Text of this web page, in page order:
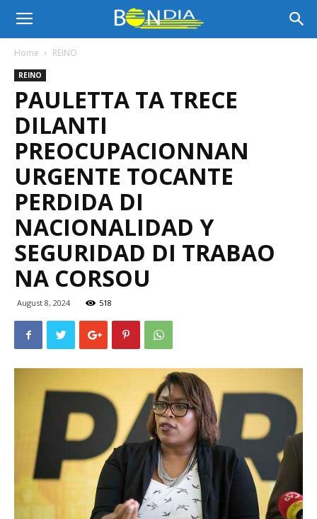
Bon
Dia
Aruba
Noticia
Aruba
Home REINO
REINO
PAULETTA TA TRECE
DILANTI
PREOCUPACIONNAN
URGENTE TOCANTE
PERDIDA DI
NACIONALIDAD Y
SEGURIDAD DI TRABAO
NA CORSOU
August 8, 2024 518